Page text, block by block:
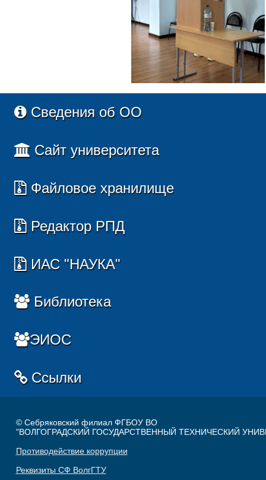
Сведения об ОО
Сайт университета
Файловое хранилище
Редактор РПД
ИАС "НАУКА"
Библиотека
ЭИОС
Ссылки
© Себряковский филиал ФГБОУ ВО
"ВОЛГОГРАДСКИЙ ГОСУДАРСТВЕННЫЙ ТЕХНИЧЕСКИЙ
Противодействие коррупции
Реквизиты СФ ВолгГТУ